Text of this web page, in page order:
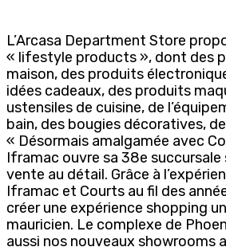
L’Arcasa Department Store
« lifestyle products », dont des
maison, des produits
idées cadeaux, des produits
ustensiles de cuisine, de
bain, des bougies décoratives,
« Désormais amalgamée avec
Iframac ouvre sa 38e succursale
vente au détail. Grâce à
Iframac et Courts au fil des
créer une expérience shopping
mauricien. Le complexe de
aussi nos nouveaux showrooms